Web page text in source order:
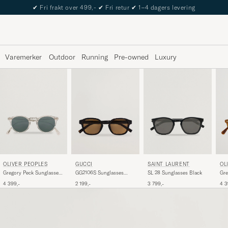
✔ Fri frakt over 499,- ✔ Fri retur ✔ 1–4 dagers levering
Varemerker Outdoor Running Pre-owned Luxury
OLIVER PEOPLES
Gregory Peck Sunglasses
Photochromic
4 399,-
GUCCI
GG2106S Sunglasses
2 199,-
SAINT LAURENT
SL 28 Sunglasses Black
3 799,-
4